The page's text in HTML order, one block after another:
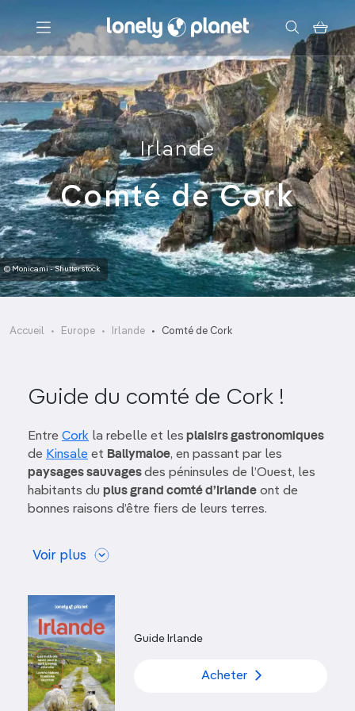
Menu
Votre recherche
Irlande
Comté de Cork
© Monicami - Shutterstock
Accueil Europe Irlande Comté de Cork
Guide du comté de Cork !
Entre Cork la rebelle et les plaisirs gastronomiques
de Kinsale et Ballymaloe, en passant par les
paysages sauvagesdes péninsules de l’Ouest, les
habitants du plus grand comté d’Irlande ont de
bonnes raisons d’être fiers de leurs terres.
d’Irlande.Cork, la deuxième ville du pays, est une
Elle aligne marchés alimentaires et restaurants
inventifs toujours plus nombreux, pubs,
divertissements et activités culturelles. Autour, on
trouve des paysages verdoyants et des villages où
l’art de vivre se définit par la simplicité et la
tranquillité de vie.
Voir plus
Guide Irlande
Acheter